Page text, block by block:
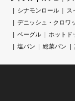
シナモンロール
ス
デニッシュ・クロワ
ベーグル
ホットド
塩パン
総菜パン